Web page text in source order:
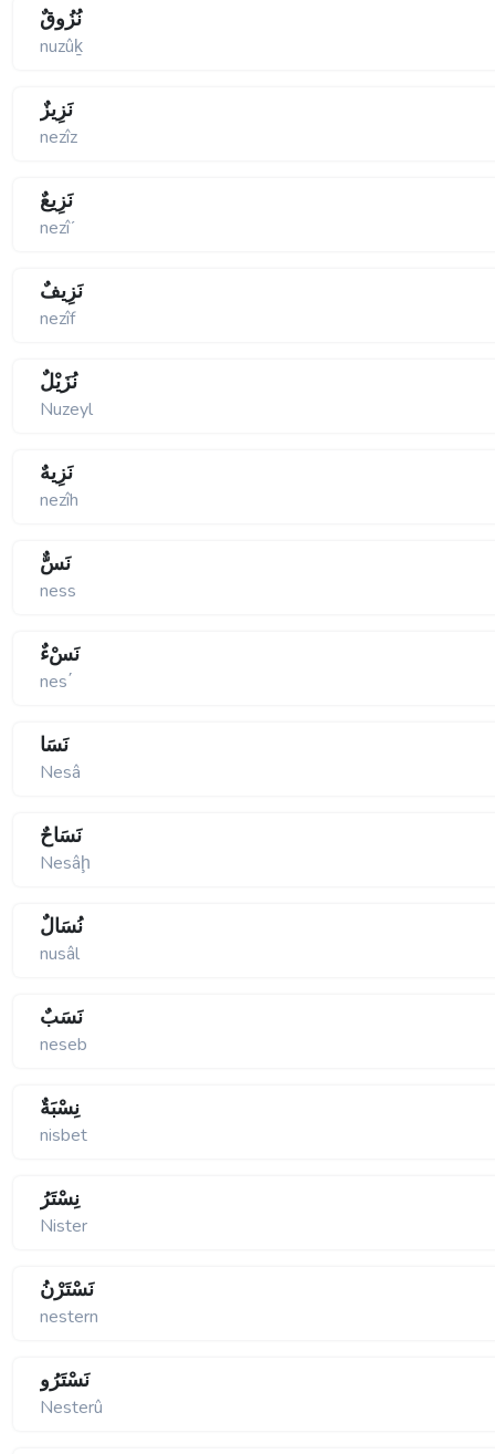
نُزُوقٌ
nuzûḵ
نَزِيزٌ
nezîz
نَزِيعٌ
nezîʹ
نَزِيفٌ
nezîf
نُزَيْلٌ
Nuzeyl
نَزِيهٌ
nezîh
نَسٌّ
ness
نَسْءٌ
nes΄
نَسَا
Nesâ
نَسَاحٌ
Nesâḩ
نُسَالٌ
nusâl
نَسَبٌ
neseb
نِسْبَةٌ
nisbet
نِسْتَرُ
Nister
نَسْتَرْنُ
nestern
نَسْتَرُو
Nesterû